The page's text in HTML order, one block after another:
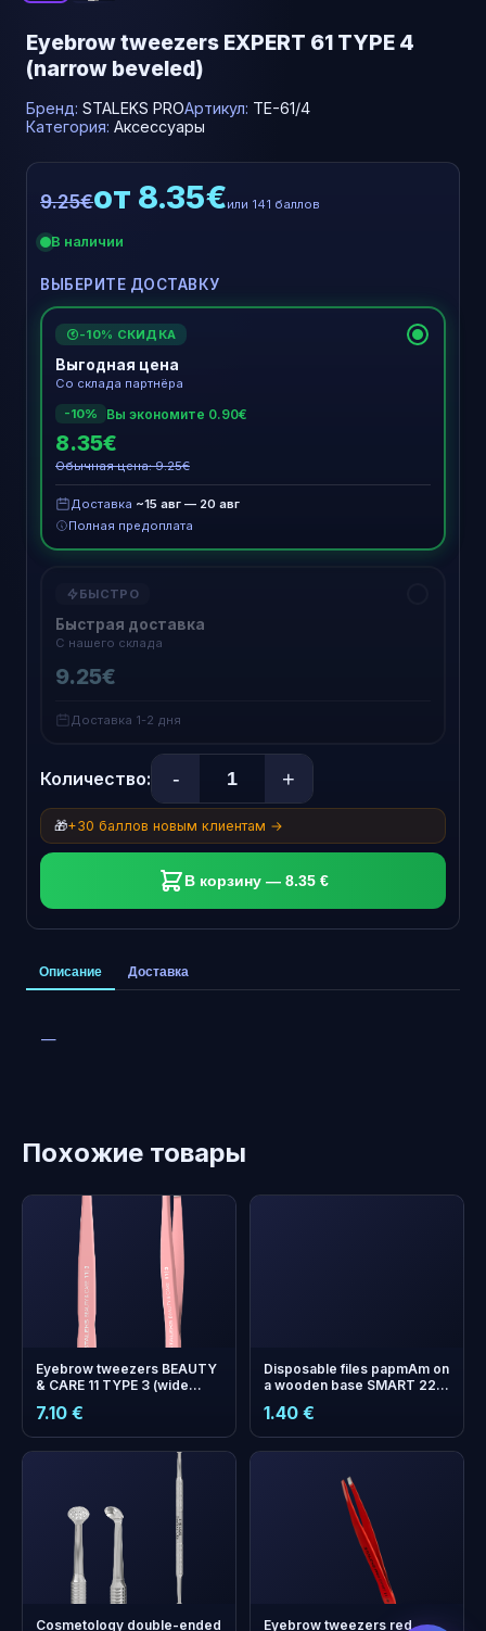
Eyebrow tweezers EXPERT 61 TYPE 4
(narrow beveled)
Бренд: STALEKS PROАртикул: TE-61/4
Категория: Аксессуары
9.25€от 8.35€или 141 баллов
В наличии
ВЫБЕРИТЕ ДОСТАВКУ
€ -10% СКИДКА
Выгодная цена
Со склада партнёра
-10%
Вы экономите 0.90€
8.35€
Обычная цена: 9.25€
Доставка ~15 авг — 20 авг
Полная предоплата
БЫСТРО
Быстрая доставка
С нашего склада
9.25€
Доставка 1-2 дня
Количество: - +
🎁+30 баллов новым клиентам →
В корзину — 8.35 €
Описание Доставка
—
Похожие товары
Eyebrow tweezers BEAUTY
& CARE 11 TYPE 3 (wide
7.10 €
Disposable files papmAm on
a wooden base SMART 22
1.40 €
Cosmetology double-ended Eyebrow tweezers red
+
Копите и экономьте на